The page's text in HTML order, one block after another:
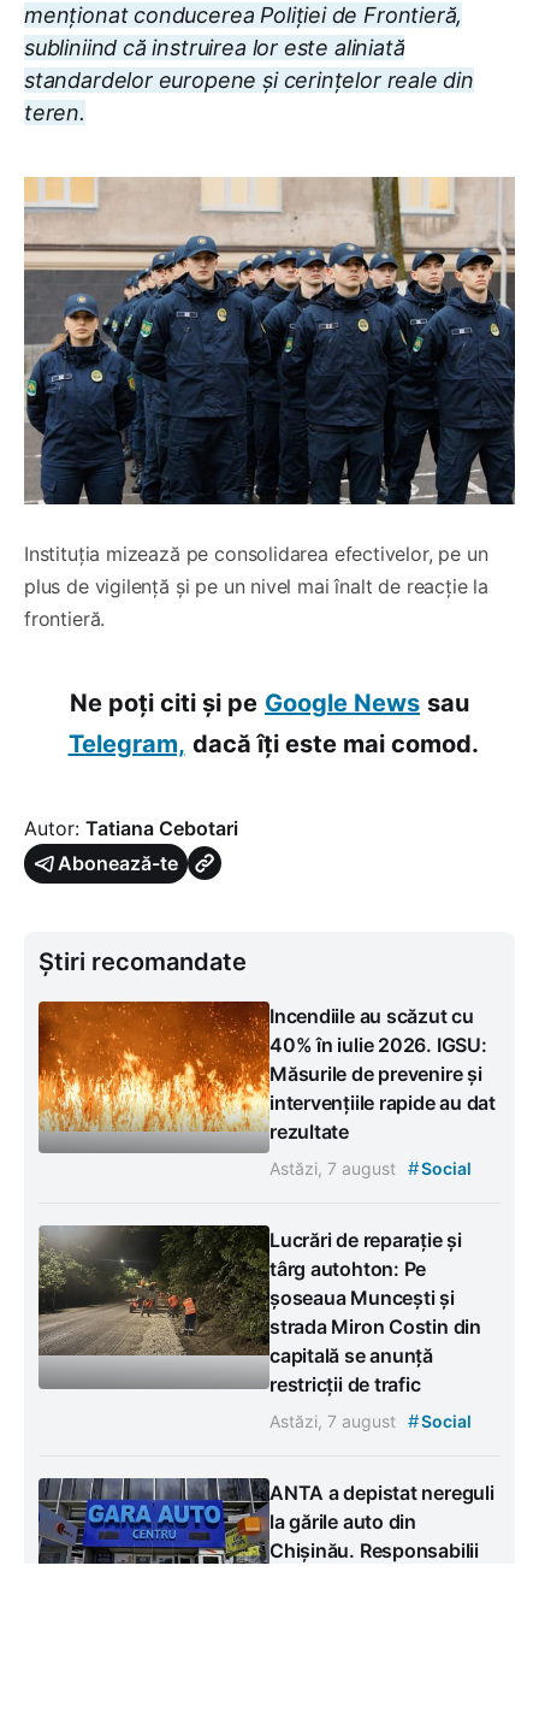
menționat conducerea Poliției de Frontieră,
subliniind că instruirea lor este aliniată
standardelor europene și cerințelor reale din
teren.
Instituția mizează pe consolidarea efectivelor, pe un
plus de vigilență și pe un nivel mai înalt de reacție la
frontieră.
Ne poți citi și pe Google News sau
Telegram, dacă îți este mai comod.
Autor: Tatiana Cebotari
Abonează-te
Știri recomandate
Incendiile au scăzut cu
40% în iulie 2026. IGSU:
Măsurile de prevenire și
intervențiile rapide au dat
rezultate
Astăzi, 7 august #Social
Lucrări de reparație și
târg autohton: Pe
șoseaua Muncești și
strada Miron Costin din
capitală se anunță
restricții de trafic
Astăzi, 7 august #Social
ANTA a depistat nereguli
la gările auto din
Chișinău. Responsabilii